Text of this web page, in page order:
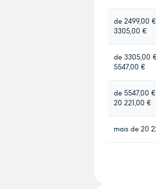
de 2499,00
3305,00 €
de 3305,00
5547,00 €
de 5547,00
20 221,00 €
mais de 20